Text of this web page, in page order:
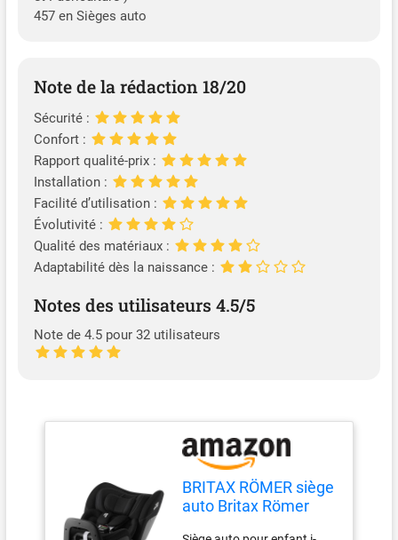
457 en Sièges auto
Note de la rédaction 18/20
Sécurité :
Confort :
Rapport qualité-prix :
Installation :
Facilité d’utilisation :
Évolutivité :
Qualité des matériaux :
Adaptabilité dès la naissance :
Notes des utilisateurs 4.5/5
Note de 4.5 pour 32 utilisateurs
BRITAX RÖMER siège
auto Britax Römer